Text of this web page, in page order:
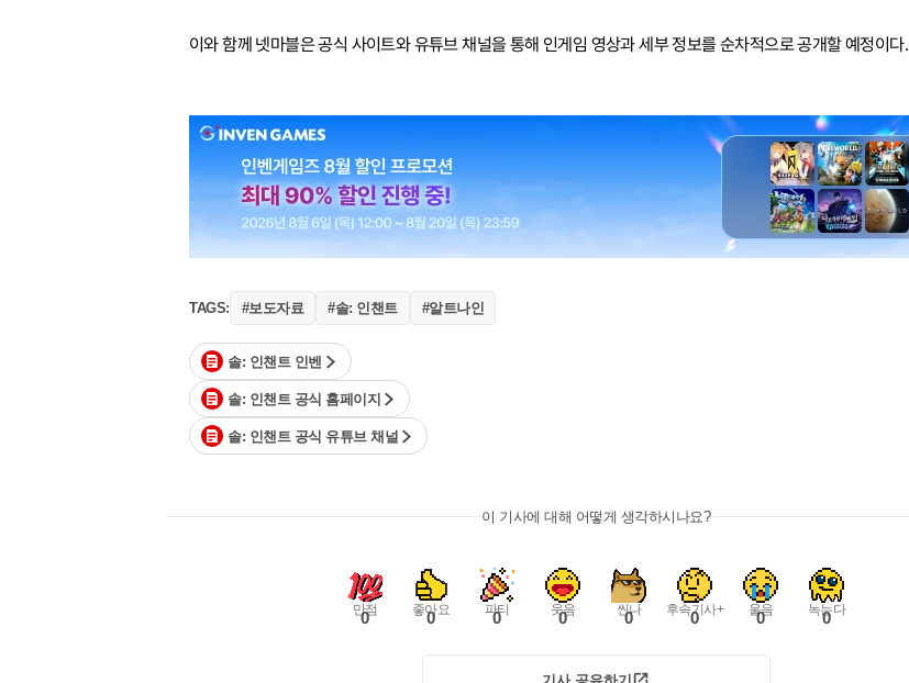
이와 함께 넷마블은 공식 사이트와 유튜브 채널을 통해 인게임 영상과 세부 정보를 순차적으로 공개할 예정이다.
TAGS: #보도자료 #솔: 인챈트 #알트나인
솔: 인챈트 인벤
솔: 인챈트 공식 홈페이지
솔: 인챈트 공식 유튜브 채널
이 기사에 대해 어떻게 생각하시나요?
만점
0 좋아요
0 파티
0 웃음
0 씬나
0 후속기사+
0 울음
0 녹는다
0